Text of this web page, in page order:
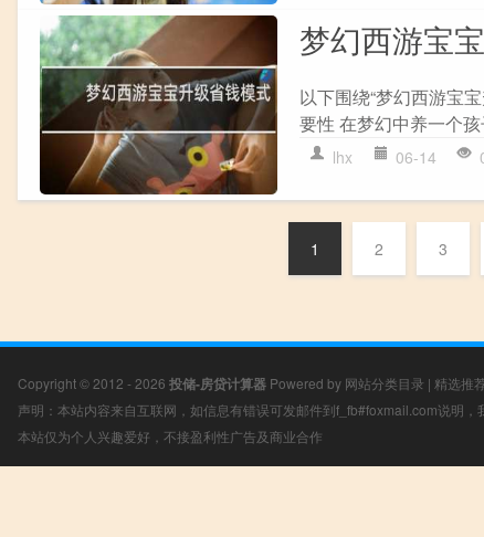
梦幻西游宝
以下围绕“梦幻西游宝
要性 在梦幻中养一个
lhx 06-14
1 2 3
Copyright © 2012 - 2026 投储-房贷计算器 Powered by 网站分类目录 | 精选推
声明：本站内容来自互联网，如信息有错误可发邮件到f_fb#foxmail.com说明，
本站仅为个人兴趣爱好，不接盈利性广告及商业合作